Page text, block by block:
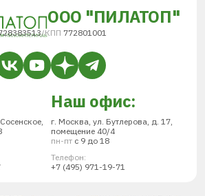
ООО "ПИЛАТОП"
/КПП 772801001
Наш офис:
г. Москва, ул. Бутлерова, д. 17,
помещение 40/4
пн-пт с 9 до 18
Телефон:
+7 (495) 971-19-71